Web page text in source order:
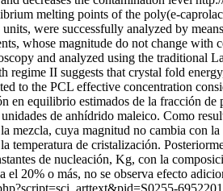
melting points of the poly(e-
were successfully analyzed by
whose magnitude do not change
and analyzed using the
II suggests that crystal fold
to the PCL effective concentration
en equilibrio estimados de la fracción
de anhídrido maleico. Como
mezcla, cuya magnitud no cambia
de cristalización.
de nucleación, Kg, con la
20% o más, no se observa efecto